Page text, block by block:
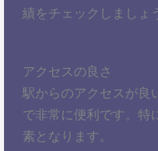
績をチェックしましょ
アクセスの良さ
駅からのアクセスが良
で非常に便利です。特
素となります。